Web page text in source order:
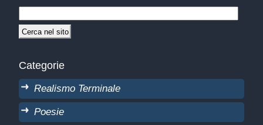
Categorie
Realismo Terminale
Poesie